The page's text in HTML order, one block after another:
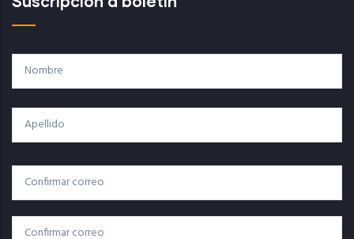
Nombre
Apellido
Correo
Electrónico
Correo Electrónico
Confirmar Correo